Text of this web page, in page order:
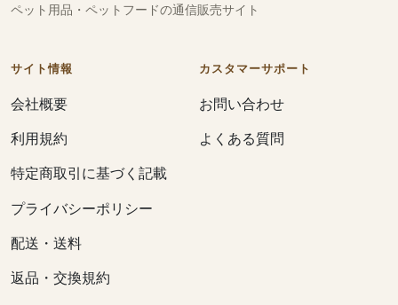
ペット用品・ペットフードの通信販売サイト
サイト情報
会社概要
利用規約
特定商取引に基づく記載
プライバシーポリシー
配送・送料
返品・交換規約
カスタマーサポート
お問い合わせ
よくある質問